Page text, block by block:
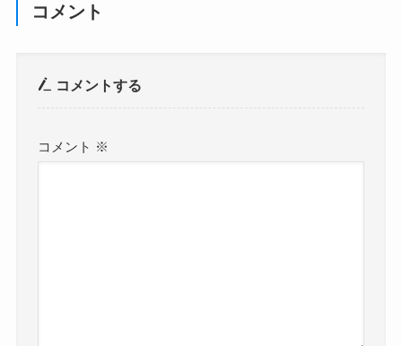
コメント
コメントする
コメント ※